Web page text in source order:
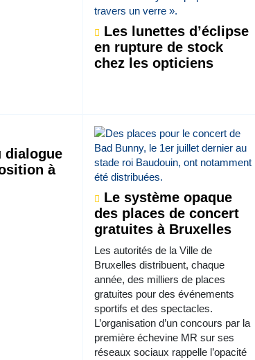
Les lunettes d’éclipse
en rupture de stock
chez les opticiens
dialogue
à
Le système opaque
des places de concert
gratuites à Bruxelles
Les autorités de la Ville de
Bruxelles distribuent, chaque
année, des milliers de places
gratuites pour des événements
sportifs et des spectacles.
L’organisation d’un concours par la
première échevine MR sur ses
réseaux sociaux rappelle l’opacité